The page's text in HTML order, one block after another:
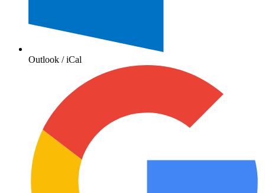
Outlook / iCal